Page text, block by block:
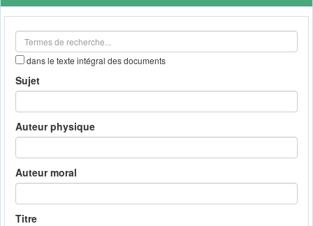
outils
dans le texte intégral des documents
Sujet
Auteur physique
Auteur moral
Titre